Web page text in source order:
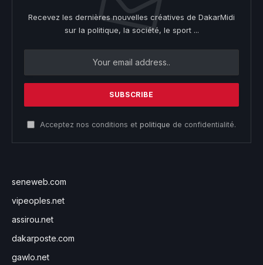
Recevez les dernières nouvelles créatives de DakarMidi
sur la politique, la société, le sport ...
Acceptez nos conditions et politique de confidentialité.
seneweb.com
vipeoples.net
assirou.net
dakarposte.com
gawlo.net